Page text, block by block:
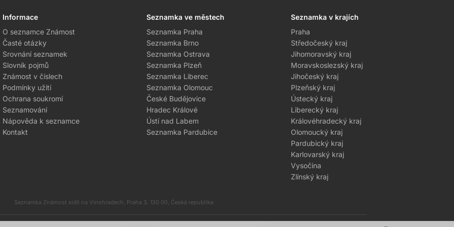
Informace
O seznamce Známost
Časté otázky
Srovnání seznamek
Slovník pojmů
Známost v číslech
Podmínky užití
Ochrana soukromí
Seznamování
Nápověda k seznamce
Kontakt
Seznamka ve městech
Seznamka Praha
Seznamka Brno
Seznamka Ostrava
Seznamka Plzeň
Seznamka Liberec
Seznamka Olomouc
České Budějovice
Hradec Králové
Ústí nad Labem
Seznamka Pardubice
Seznamka v krajích
Praha
Středočeský kraj
Jihomoravský kraj
Moravskoslezský kraj
Jihočeský kraj
Plzeňský kraj
Ústecký kraj
Liberecký kraj
Královéhradecký kraj
Olomoucký kraj
Pardubický kraj
Karlovarský kraj
Vysočina
Zlínský kraj
Seznamka Známost sídlí na Vinohradech, Praha 3, 130 00, Česká republika